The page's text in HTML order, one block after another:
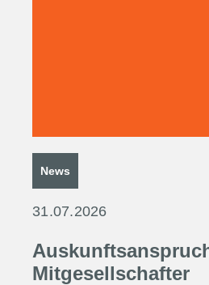
News
31.07.2026
Mitgesellschafter